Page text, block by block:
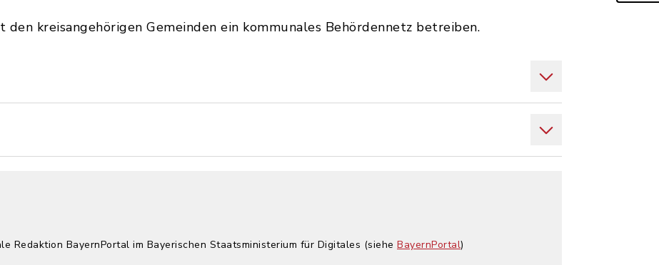
den kreisangehörigen Gemeinden ein kommunales Behördennetz betreiben.
Redaktion BayernPortal im Bayerischen Staatsministerium für Digitales (siehe BayernPortal)